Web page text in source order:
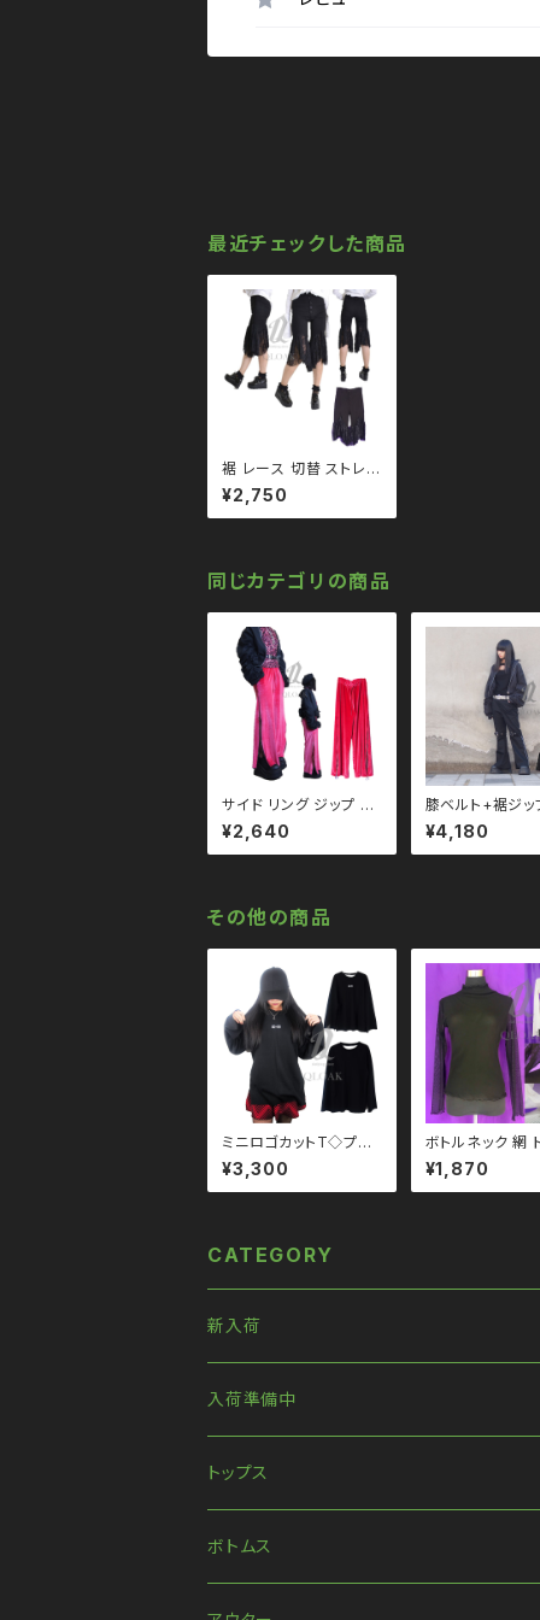
最近チェックした商品
裾 レース 切替 ストレッ
チ パンツ qbo110001
モノトーン ブラックコ
ーデ 黒コーデ モード
原宿 個性的 drughon
ey ドラッグハニー dru
g honey
¥2,750
同じカテゴリの商品
サイド リング ジップ ベ
ロア ワイド パンツ qbo
110008 ユニセックス
パンク ロック Ｖ 系 韓
honey ドラッグハニー
drug honey
¥2,640
膝ベルト+裾ジッ
ア パンツ
-bk ワイドパン
¥4,180
その他の商品
ミニロゴカットT◇プル
オーバー qto210002
大きいサイズ ユニセック
ス ビッグシルエット オ
モノトーン ブラックコー
ゴス ゴシック ゴスロリ
国ファッション ストリー
¥3,300
ボトルネック 網
フィッシュネッ
or モノトーン
コーデ 黒コーデ
3
¥1,870
CATEGORY
新入荷
入荷準備中
トップス
長袖
ボトムス